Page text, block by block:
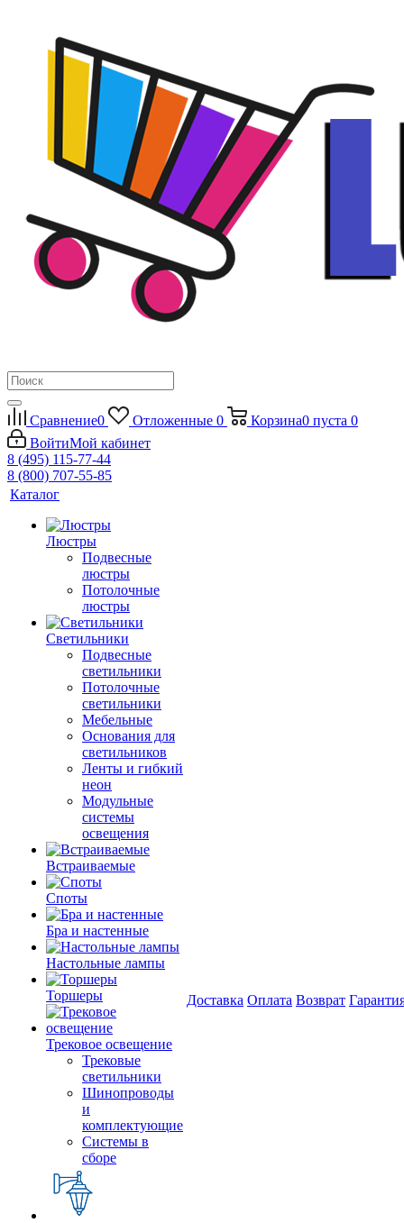
Сравнение0 Отложенные 0 Корзина0 пуста 0
ВойтиМой кабинет
8 (495) 115-77-44
8 (800) 707-55-85
Каталог
Люстры
Подвесные
люстры
Потолочные
люстры
Светильники
Подвесные
светильники
Потолочные
светильники
Мебельные
Основания для
светильников
Ленты и гибкий
неон
Модульные
системы
освещения
Встраиваемые
Споты
Бра и настенные
Настольные лампы
Торшеры
Трековое освещение
Трековые
светильники
Шинопроводы
и
комплектующие
Системы в
сборе
Доставка Оплата Возврат